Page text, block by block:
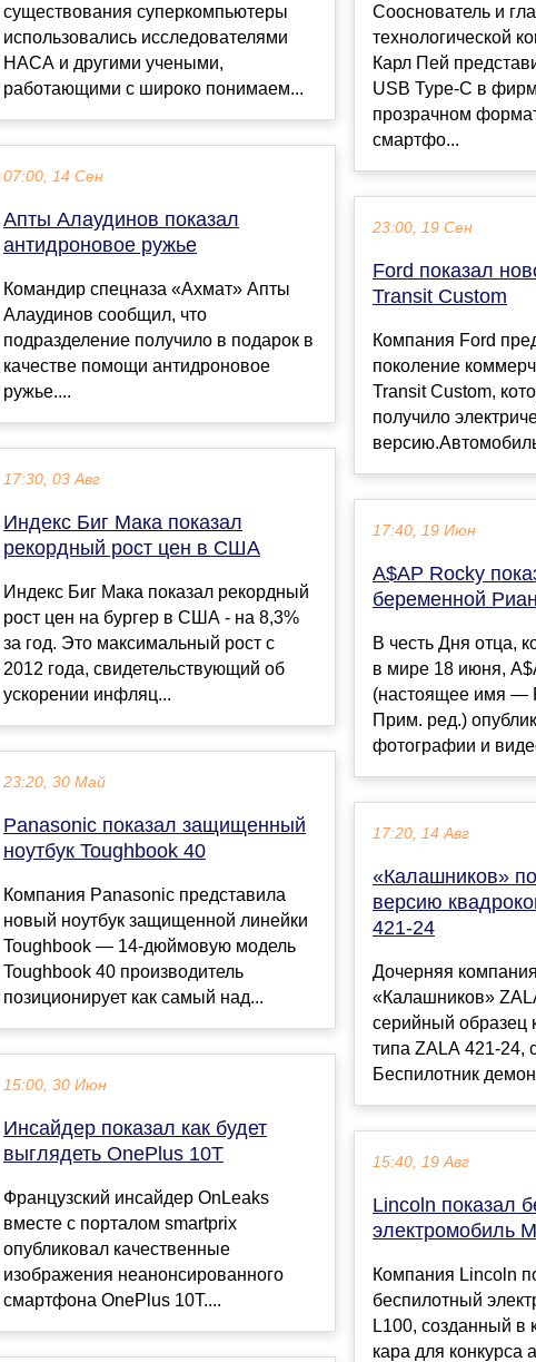
существования суперкомпьютеры
использовались исследователями
НАСА и другими учеными,
работающими с широко понимаем...
07:00, 14 Сен
Апты Алаудинов показал
антидроновое ружье
Командир спецназа «Ахмат» Апты
Алаудинов сообщил, что
подразделение получило в подарок в
качестве помощи антидроновое
ружье....
17:30, 03 Авг
Индекс Биг Мака показал
рекордный рост цен в США
Индекс Биг Мака показал рекордный
рост цен на бургер в США - на 8,3%
за год. Это максимальный рост с
2012 года, свидетельствующий об
ускорении инфляц...
23:20, 30 Май
Panasonic показал защищенный
ноутбук Toughbook 40
Компания Panasonic представила
новый ноутбук защищенной линейки
Toughbook — 14-дюймовую модель
Toughbook 40 производитель
позиционирует как самый над...
15:00, 30 Июн
Инсайдер показал как будет
выглядеть OnePlus 10T
Французский инсайдер OnLeaks
вместе с порталом smartprix
опубликовал качественные
изображения неанонсированного
смартфона OnePlus 10T....
Сооснователь и
технологической
Карл Пей
USB Type-C в
прозрачном
смартфо...
23:00, 19 Сен
Ford показал
Transit Custom
Компания Ford
поколение
Transit Custom,
получило
17:40, 19 Июн
A$AP Rocky
беременной
В честь Дня отца,
в мире 18 июня,
(настоящее имя —
Прим. ред.)
фотографии и
17:20, 14 Авг
«Калашников»
версию
421-24
Дочерняя
«Калашников»
серийный образец
типа ZALA 421-24,
Беспилотник
15:40, 19 Авг
Lincoln показал
электромобиль
Компания Lincoln
беспилотный
L100, созданный в
кара для конкурса